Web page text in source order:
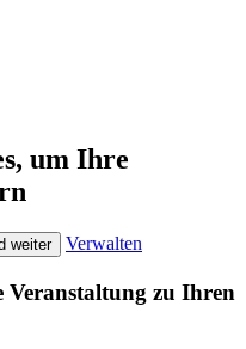
um Ihre
weiter Verwalten
Veranstaltung zu Ihren